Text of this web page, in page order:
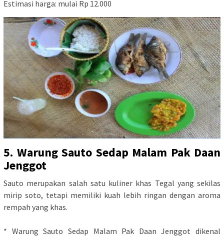
Estimasi harga: mulai Rp 12.000
5. Warung Sauto Sedap Malam Pak Daan
Jenggot
Sauto merupakan salah satu kuliner khas Tegal yang sekilas
mirip soto, tetapi memiliki kuah lebih ringan dengan aroma
rempah yang khas.
* Warung Sauto Sedap Malam Pak Daan Jenggot dikenal